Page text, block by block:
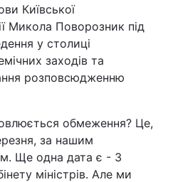
Київської
Микола Поворозник під
у столиці
заходів та
розповсюдженню
обмеження? Це,
за нашим
Ще одна дата є - 3
міністрів. Але ми